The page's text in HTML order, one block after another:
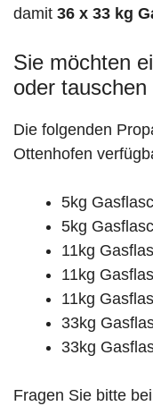
damit 36 x 33 kg
Sie möchten
oder
Die folgenden
Ottenhofen
5kg
5kg
11kg
11kg
11kg
33kg
33kg
Fragen Sie bitte